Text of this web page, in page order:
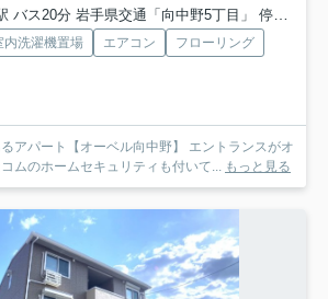
ス20分 岩手県交通「向中野5丁目」 停歩6分
内洗濯機置場 エアコン
フローリング
ト【オーベル向中野】 エントランスがオ
ムのホームセキュリティも付いて... もっと見る